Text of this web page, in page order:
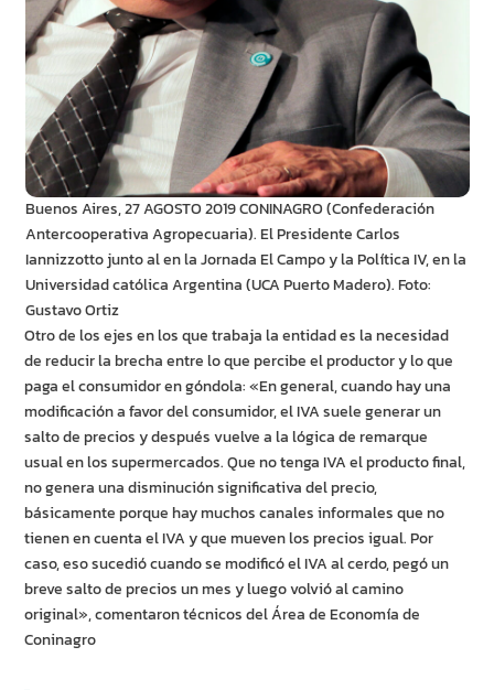
Buenos Aires, 27 AGOSTO 2019 CONINAGRO (Confederación
Antercooperativa Agropecuaria). El Presidente Carlos
Iannizzotto junto al en la Jornada El Campo y la Política IV, en la
Universidad católica Argentina (UCA Puerto Madero). Foto:
Gustavo Ortiz
Otro de los ejes en los que trabaja la entidad es la necesidad
de reducir la brecha entre lo que percibe el productor y lo que
paga el consumidor en góndola: «En general, cuando hay una
modificación a favor del consumidor, el IVA suele generar un
salto de precios y después vuelve a la lógica de remarque
usual en los supermercados. Que no tenga IVA el producto final,
no genera una disminución significativa del precio,
básicamente porque hay muchos canales informales que no
tienen en cuenta el IVA y que mueven los precios igual. Por
caso, eso sucedió cuando se modificó el IVA al cerdo, pegó un
breve salto de precios un mes y luego volvió al camino
original», comentaron técnicos del Área de Economía de
Coninagro